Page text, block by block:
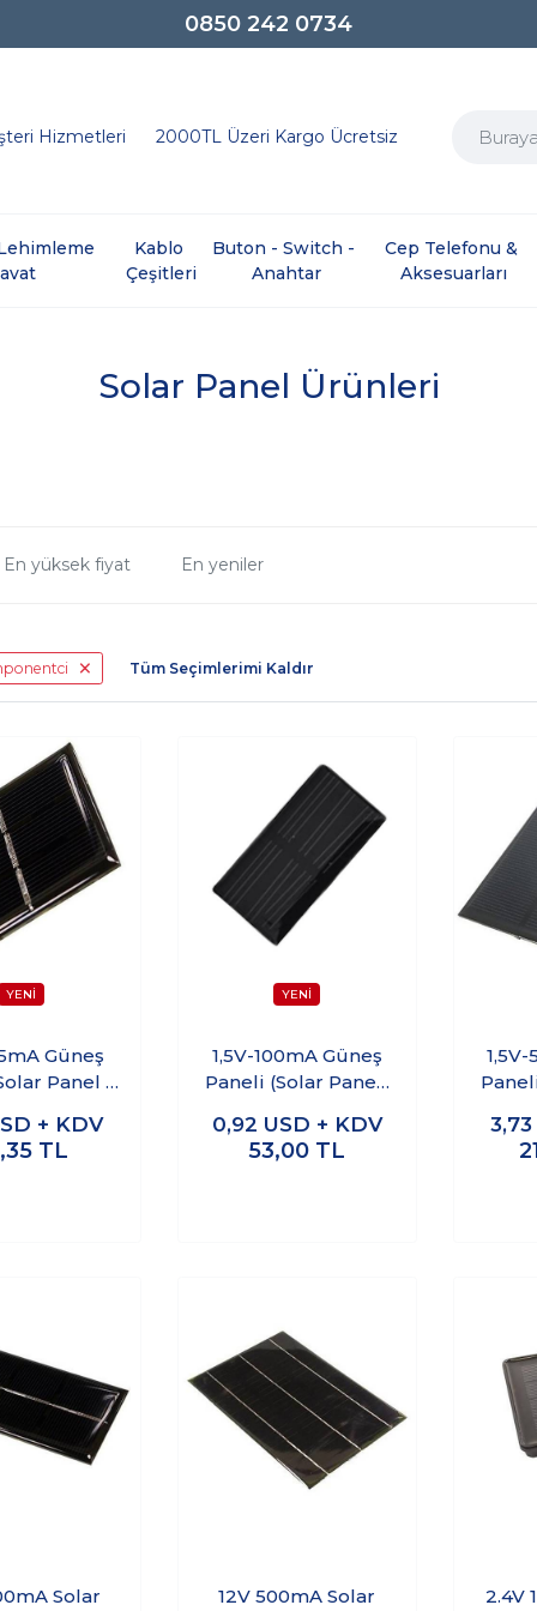
0850 242 0734
Hizmetleri 2000TL Üzeri Kargo Ücretsiz
Kablo
Çeşitleri
Buton - Switch -
Anahtar
Cep Telefonu &
Aksesuarları
Solar Panel Ürünleri
En yüksek fiyat En yeniler
Tüm Seçimlerimi Kaldır
Güneş
Panel -
mm + KDV
TL
1,5V-100mA Güneş
Paneli (Solar Panel)
0,92 USD + KDV
53,00 TL
3,73
Solar 12V 500mA Solar 2.4V